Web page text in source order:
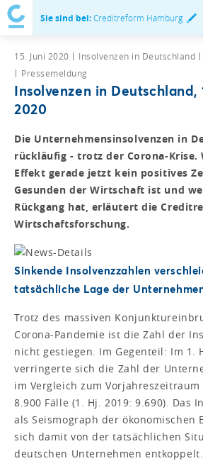
Sie sind bei:Creditreform Hamburg
15. Juni 2020 Insolvenzen in Deutschland
Pressemeldung
Insolvenzen in Deutschland,
2020
Die Unternehmensinsolvenzen in
rückläufig - trotz der Corona-Krise.
Effekt gerade jetzt kein positives
Gesunden der Wirtschaft ist und
Rückgang hat, erläutert die
Wirtschaftsforschung.
Sinkende Insolvenzzahlen
tatsächliche Lage der
Trotz des massiven
Corona-Pandemie ist die Zahl der
nicht gestiegen. Im Gegenteil: Im 1.
verringerte sich die Zahl der
im Vergleich zum
8.900 Fälle (1. Hj. 2019: 9.690). Das
als Seismograph der ökonomischen
sich damit von der tatsächlichen
deutschen Unternehmen entkoppelt.